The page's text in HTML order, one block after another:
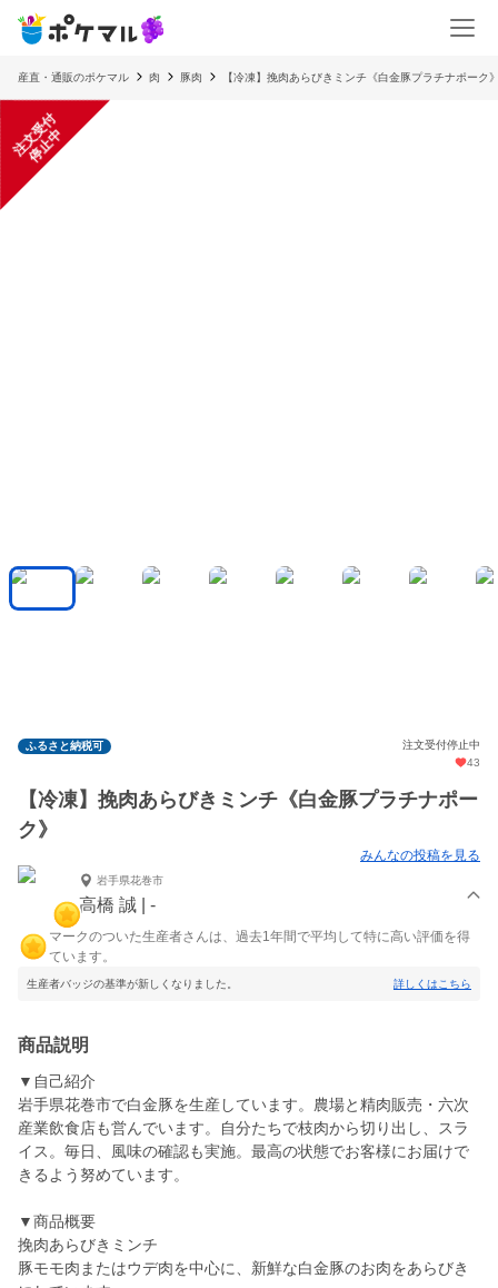
産直・通販のポケマル 肉 豚肉 【冷凍】挽肉あらびきミンチ《白金豚プラチナポーク
注
文
受
付
停
止
中
ふるさと納税可
注文受付停止中
43
【冷凍】挽肉あらびきミンチ《白金豚プラチナポー
ク》
みんなの投稿を見る
岩手県花巻市
高橋 誠 | -
マークのついた生産者さんは、過去1年間で平均して特に高い評価を得
ています。
生産者バッジの基準が新しくなりました。 詳しくはこちら
商品説明
▼自己紹介
岩手県花巻市で白金豚を生産しています。農場と精肉販売・六次
産業飲食店も営んでいます。自分たちで枝肉から切り出し、スラ
イス。毎日、風味の確認も実施。最高の状態でお客様にお届けで
きるよう努めています。
▼商品概要
挽肉あらびきミンチ
豚モモ肉またはウデ肉を中心に、新鮮な白金豚のお肉をあらびき